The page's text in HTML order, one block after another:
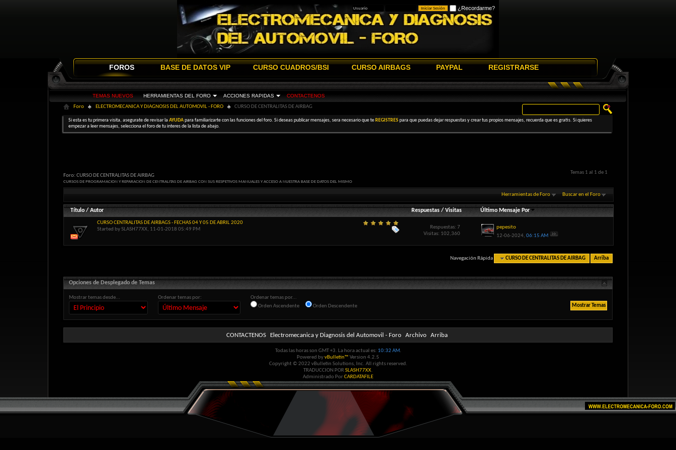
¿Recordarme?
FOROS
TEMAS NUEVOS HERRAMIENTAS DEL FORO ACCIONES RAPIDAS CONTACTENOS
BASE DE DATOS VIP CURSO CUADROS/BSI CURSO AIRBAGS PAYPAL REGISTRARSE
Foro ELECTROMECANICA Y DIAGNOSIS DEL AUTOMOVIL - FORO CURSO DE CENTRALITAS DE AIRBAG
Si esta es tu primera visita, asegurate de revisar laAYUDApara familiarizarte con las funciones del foro. Si deseas publicar mensajes, sera necesario que te REGISTRESpara que puedas dejar respuestas y crear tus propios mensajes, recuerda que es gratis. Si quieres
empezar a leer mensajes, selecciona el foro de tu interes de la lista de abajo.
Temas 1 al 1 de 1
Foro: CURSO DE CENTRALITAS DE AIRBAG
CURSOS DE PROGRAMACION Y REPARACION DE CENTRALITAS DE AIRBAG CON SUS RESPETIVOS MANUALES Y ACCESO A NUESTRA BASE DE DATOS DEL MISMO
Herramientas de Foro Buscar en el Foro
Título / Autor Respuestas /Visitas Último Mensaje Por
CURSO CENTRALITAS DE AIRBAGS - FECHAS 04 Y 05 DE ABRIL 2020
Started bySLASH77XX, 11-01-2018 05:49 PM
Respuestas: 7
Visitas: 102,360
pepesito
12-06-2024, 06:15 AM
Navegación Rápida CURSO DE CENTRALITAS DE AIRBAG Arriba
Opciones de Desplegado de Temas
Mostrar temas desde... Ordenar temas por:
Ordenar temas por...
Orden Ascendente
Orden Descendente
CONTACTENOS Electromecanica y Diagnosis del Automovil - Foro Archivo Arriba
Todas las horas son GMT +3. La hora actual es: 10:32 AM.
Powered byvBulletin™ Version 4.2.5
Copyright © 2022 vBulletin Solutions, Inc. All rights reserved.
TRADUCCION PORSLASH77XX.
Administrado PorCARDATAFILE